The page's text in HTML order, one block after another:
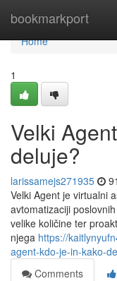
bookmarkport
Home
Home
1
Velki
deluje?
larissamejs271935
Velki Agent je virtualni
avtomatizaciji
velike količine ter
njega https://
agent-kdo-je-in-kako-
Comments